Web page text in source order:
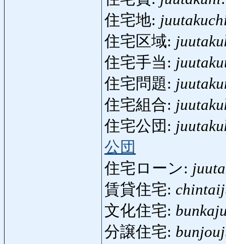
住宅地:
住宅区域:
住宅手当:
住宅問題:
住宅組合:
住宅公団:
公団
住宅ローン:
賃貸住宅:
文化住宅:
分譲住宅: